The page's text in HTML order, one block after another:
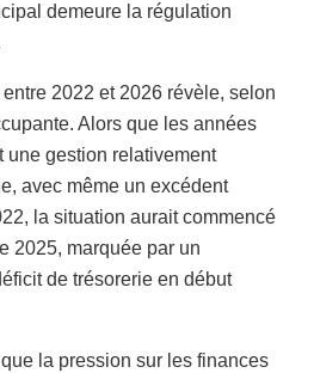
demeure la régulation
entre 2022 et 2026 révèle, selon
Alors que les années
une gestion relativement
avec même un excédent
la situation aurait commencé
2025, marquée par un
de trésorerie en début
la pression sur les finances